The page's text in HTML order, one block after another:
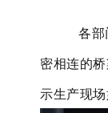
各部
密相连的
示生产现